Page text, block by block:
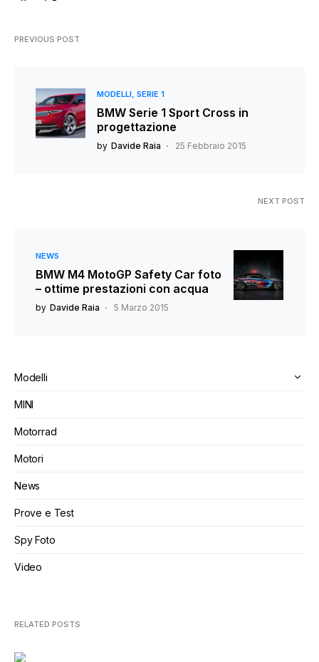
PREVIOUS POST
MODELLI SERIE 1
BMW Serie 1 Sport Cross in
progettazione
by Davide Raia 25 Febbraio 2015
NEXT POST
NEWS
BMW M4 MotoGP Safety Car foto
– ottime prestazioni con acqua
by Davide Raia 5 Marzo 2015
Modelli
MINI
Motorrad
Motori
News
Prove e Test
Spy Foto
Video
RELATED POSTS